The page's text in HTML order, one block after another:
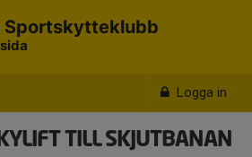
Logga in
Sportskytteklubb
TILL SKJUTBANAN